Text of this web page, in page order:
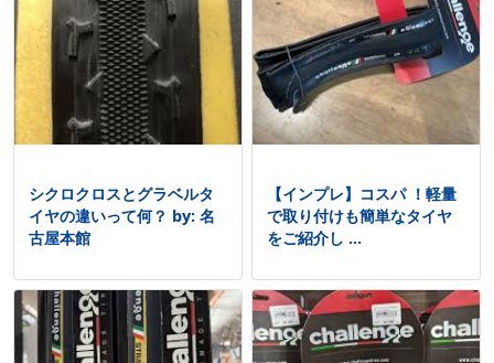
シクロクロスとグラベルタ
イヤの違いって何？ by: 名
古屋本館
【インプレ】コスパ ！軽量
で取り付けも簡単なタイヤ
をご紹介し ...